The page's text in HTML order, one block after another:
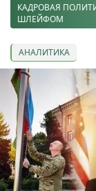
КАДРОВАЯ
ШЛЕЙФОМ
АНАЛИТИКА